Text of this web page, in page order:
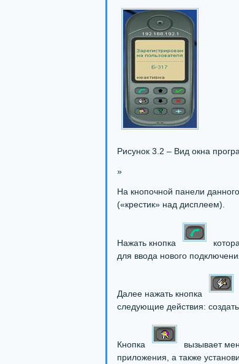
Рисунок 3.2 – Вид окна
»
На кнопочной панели
(«крестик» над дисплеем).
Нажать кнопка
для ввода нового
Далее нажать кнопка
следующие действия:
Кнопка
вызывает
приложения, а также